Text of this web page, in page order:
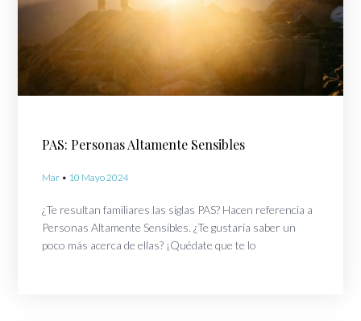
PAS: Personas Altamente Sensibles
Mar 10 Mayo 2024
¿Te resultan familiares las siglas PAS? Hacen referencia a
Personas Altamente Sensibles. ¿Te gustaría saber un
poco más acerca de ellas? ¡Quédate que te lo